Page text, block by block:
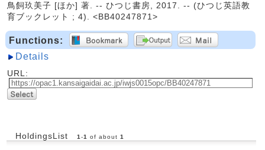
鳥飼玖美子 [ほか] 著. -- ひつじ書房, 2017. -- (ひつじ英語教
育ブックレット ; 4). <BB40247871>
Functions:
Details
URL:
HoldingsList 1 -1 of about 1